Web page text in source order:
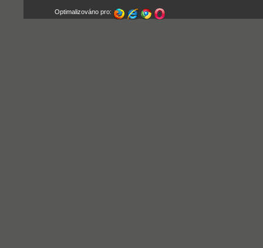
Optimalizováno pro: